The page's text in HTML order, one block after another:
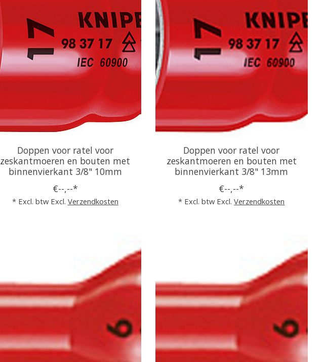
Doppen voor ratel voor
zeskantmoeren en bouten met
binnenvierkant 3/8" 10mm
€--,--*
* Excl. btw Excl. Verzendkosten
Doppen voor ratel voor
zeskantmoeren en bouten met
binnenvierkant 3/8" 13mm
€--,--*
* Excl. btw Excl.Verzendkosten